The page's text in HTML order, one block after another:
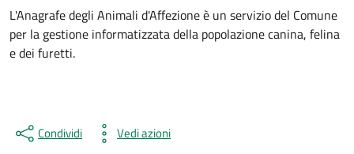
L'Anagrafe degli Animali d'Affezione è un servizio del Comune
per la gestione informatizzata della popolazione canina, felina
e dei furetti.
Condividi Vedi azioni